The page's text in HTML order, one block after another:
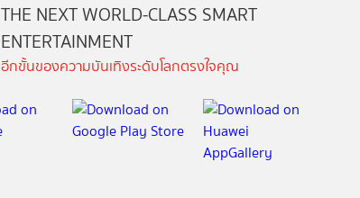
THE NEXT WORLD-CLASS SMART
ENTERTAINMENT
อีกขั้นของความบันเทิงระดับโลกตรงใจคุณ